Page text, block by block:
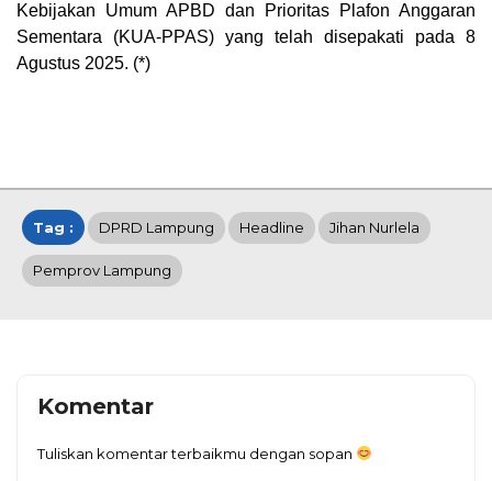
Kebijakan Umum APBD dan Prioritas Plafon Anggaran
Sementara (KUA-PPAS) yang telah disepakati pada 8
Agustus 2025. (*)
Tag : DPRD Lampung Headline Jihan Nurlela
Pemprov Lampung
Komentar
Tuliskan komentar terbaikmu dengan sopan